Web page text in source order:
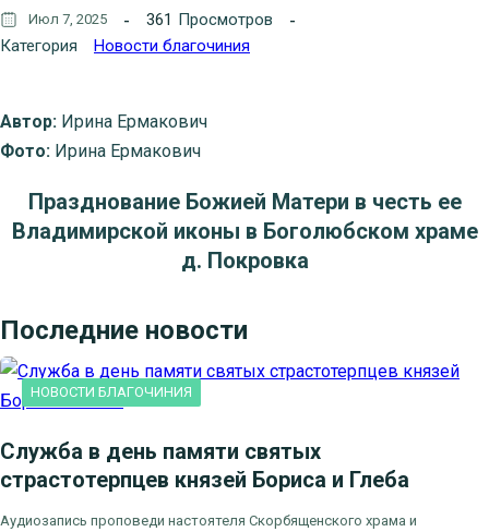
Июл 7, 2025 361
Просмотров
Категория
Новости благочиния
Автор: Ирина Ермакович
Фото: Ирина Ермакович
Празднование Божией Матери в честь ее
Владимирской иконы в Боголюбском храме
д. Покровка
Последние новости
НОВОСТИ БЛАГОЧИНИЯ
Служба в день памяти святых
страстотерпцев князей Бориса и Глеба
Аудиозапись проповеди настоятеля Скорбященского храма и